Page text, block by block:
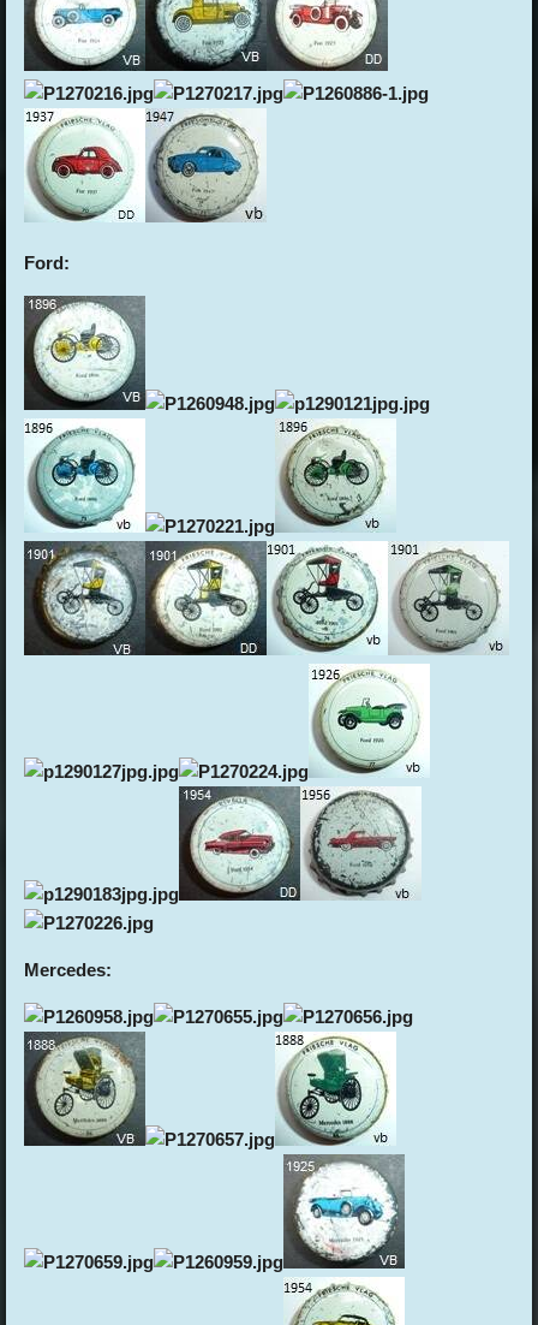
Ford:
Mercedes: